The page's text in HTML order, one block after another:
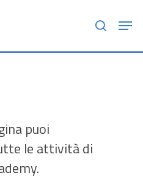
search
puoi
le attività di